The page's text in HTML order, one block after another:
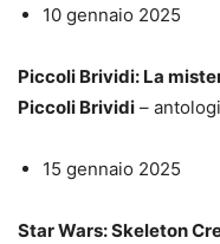
10 gennaio 2025
Piccoli Brividi: La
Piccoli Brividi –
15 gennaio 2025
Star Wars: Skeleton